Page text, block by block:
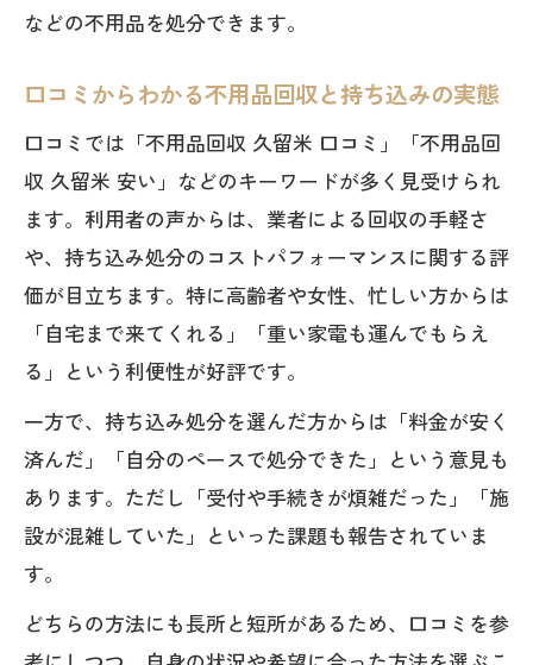
などの不用品を処分できます。
口コミからわかる不用品回収と持ち込みの実態
口コミでは「不用品回収 久留米 口コミ」「不用品回
収 久留米 安い」などのキーワードが多く見受けられ
ます。利用者の声からは、業者による回収の手軽さ
や、持ち込み処分のコストパフォーマンスに関する評
価が目立ちます。特に高齢者や女性、忙しい方からは
「自宅まで来てくれる」「重い家電も運んでもらえ
る」という利便性が好評です。
一方で、持ち込み処分を選んだ方からは「料金が安く
済んだ」「自分のペースで処分できた」という意見も
あります。ただし「受付や手続きが煩雑だった」「施
設が混雑していた」といった課題も報告されていま
す。
どちらの方法にも長所と短所があるため、口コミを参